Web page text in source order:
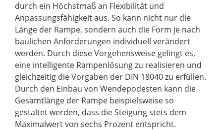
durch ein Höchstmaß an Flexibilität und
Anpassungsfähigkeit aus. So kann nicht nur die
Länge der Rampe, sondern auch die Form je nach
baulichen Anforderungen individuell verändert
werden. Durch diese Vorgehensweise gelingt es,
eine intelligente Rampenlösung zu realisieren und
gleichzeitig die Vorgaben der DIN 18040 zu erfüllen.
Durch den Einbau von Wendepodesten kann die
Gesamtlänge der Rampe beispielsweise so
gestaltet werden, dass die Steigung stets dem
Maximalwert von sechs Prozent entspricht.